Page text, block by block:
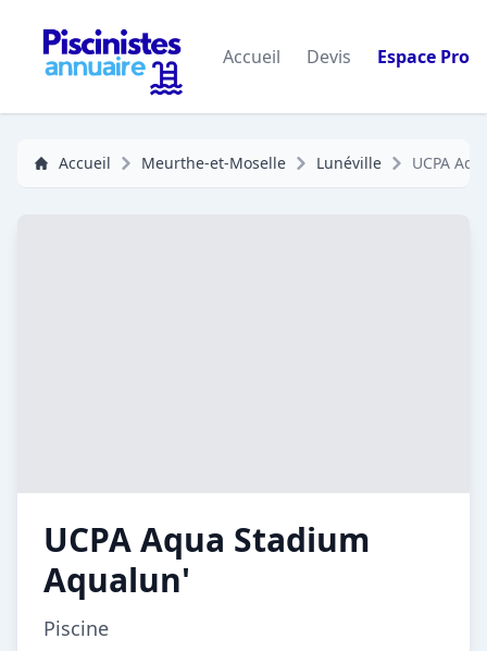
Accueil Devis Espace Pro
Accueil Meurthe-et-Moselle Lunéville UCPA
UCPA Aqua Stadium
Aqualun'
Piscine